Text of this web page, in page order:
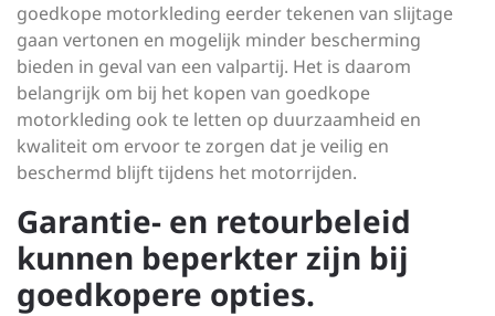
goedkope motorkleding eerder tekenen van slijtage
gaan vertonen en mogelijk minder bescherming
bieden in geval van een valpartij. Het is daarom
belangrijk om bij het kopen van goedkope
motorkleding ook te letten op duurzaamheid en
kwaliteit om ervoor te zorgen dat je veilig en
beschermd blijft tijdens het motorrijden.
Garantie- en retourbeleid
kunnen beperkter zijn bij
goedkopere opties.